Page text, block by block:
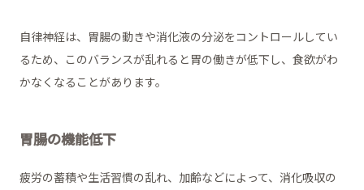
自律神経は、胃腸の動きや消化液の分泌をコントロールしてい
るため、このバランスが乱れると胃の働きが低下し、食欲がわ
かなくなることがあります。
胃腸の機能低下
疲労の蓄積や生活習慣の乱れ、加齢などによって、消化吸収の